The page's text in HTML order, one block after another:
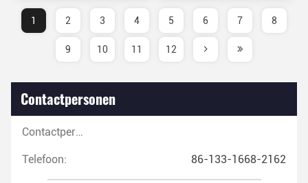
1 2 3 4 5 6 7 8
9 10 11 12
Contactpersonen
Contactpersonen:
Telefoon: 86-133-1668-2162